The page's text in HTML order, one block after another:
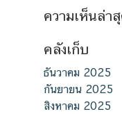
ความเห็นล่า
คลังเก็บ
ธันวาคม 2025
กันยายน 2025
สิงหาคม 2025